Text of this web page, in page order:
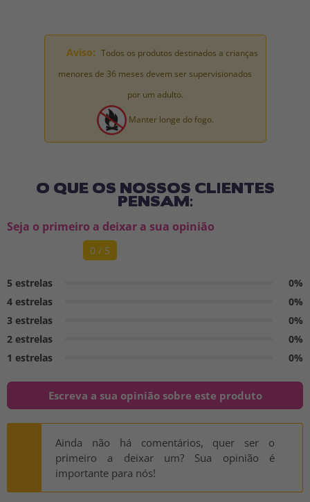
Aviso: Todos os produtos destinados a crianças
menores de 36 meses devem ser supervisionados
por um adulto.
Manter longe do fogo.
O QUE OS NOSSOS CLIENTES
PENSAM:
Seja o primeiro a deixar a sua opinião
0 / 5
5 estrelas
0%
4 estrelas
0%
3 estrelas
0%
2 estrelas
0%
1 estrelas
0%
Escreva a sua opinião sobre este produto
Ainda não há comentários, quer ser o
primeiro a deixar um? Sua opinião é
importante para nós!